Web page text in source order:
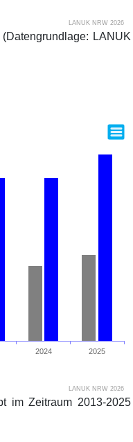
LANUK NRW 2026
LANUK
2024 2025
LANUK NRW 2026
im Zeitraum 2013-2025